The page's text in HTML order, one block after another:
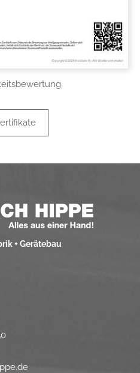
+ Gerätebau